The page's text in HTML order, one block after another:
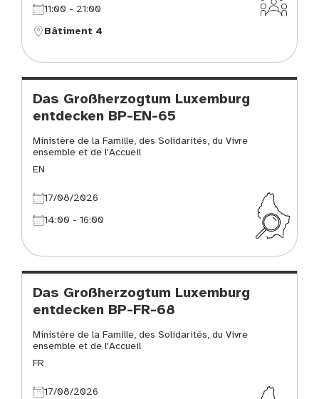
11:00 - 21:00
Bâtiment 4
Das Großherzogtum Luxemburg
entdecken BP-EN-65
Ministère de la Famille, des Solidarités, du Vivre
ensemble et de l'Accueil
EN
17/08/2026
14:00 - 16:00
Das Großherzogtum Luxemburg
entdecken BP-FR-68
Ministère de la Famille, des Solidarités, du Vivre
ensemble et de l'Accueil
FR
17/08/2026